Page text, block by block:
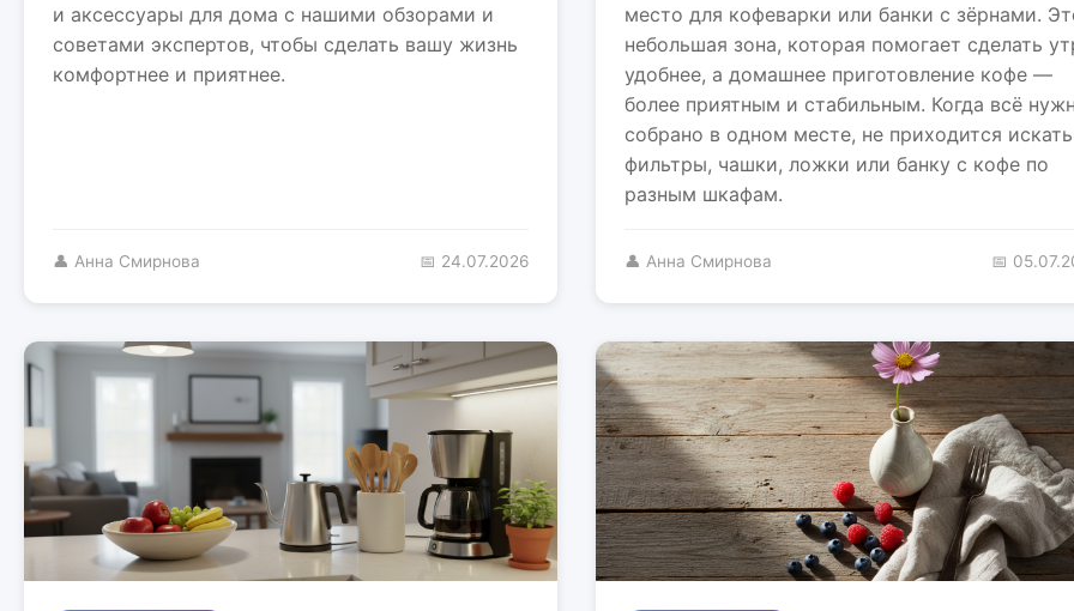
и аксессуары для дома с нашими обзорами и
советами экспертов, чтобы сделать вашу жизнь
комфортнее и приятнее.
👤 Анна Смирнова 📅 24.07.2026
место для кофеварки или банки с зёрнами.
небольшая зона, которая помогает сделать
удобнее, а домашнее приготовление кофе —
более приятным и стабильным. Когда всё
собрано в одном месте, не приходится искать
фильтры, чашки, ложки или банку с кофе по
разным шкафам.
👤 Анна Смирнова 📅